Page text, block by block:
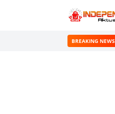
BREAKING NEWS